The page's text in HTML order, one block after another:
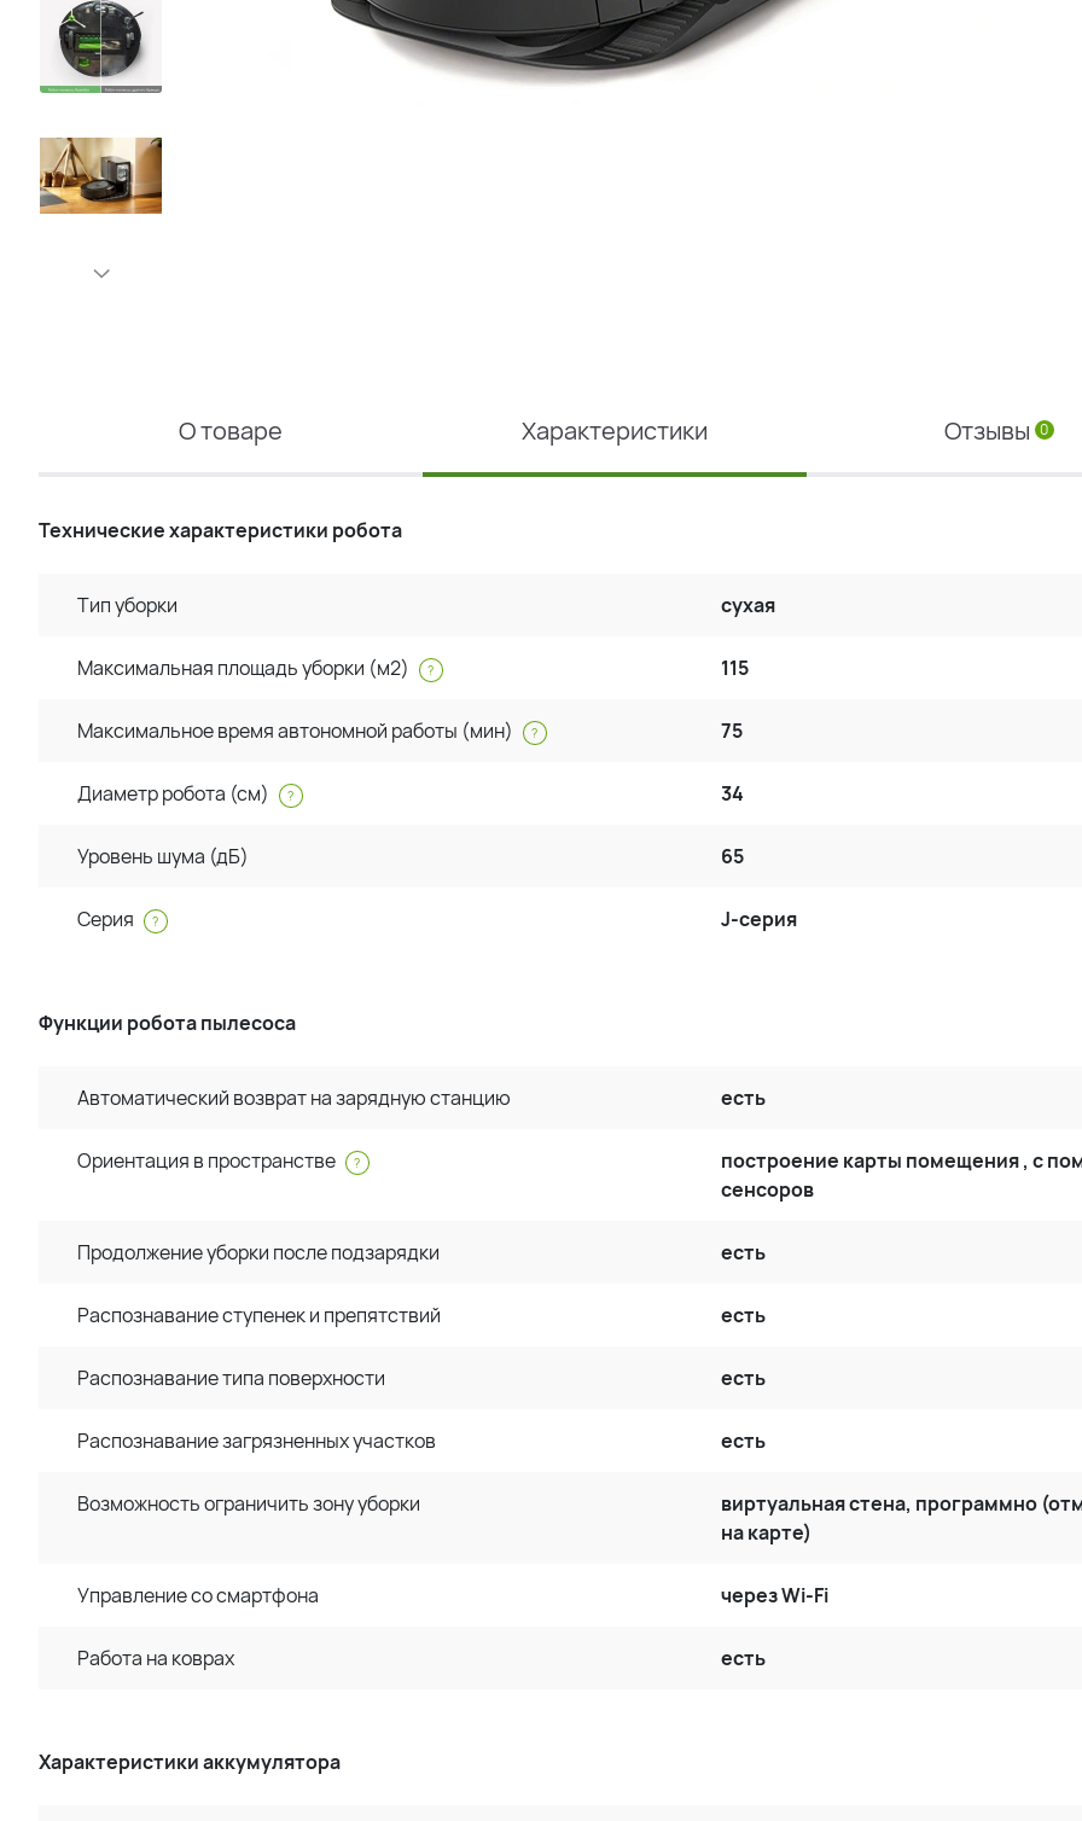
О товаре Характеристики Отзывы 0
Технические характеристики робота
Тип уборки сухая
Максимальная площадь уборки (м2) ? 115
Максимальное время автономной работы (мин) ? 75
Диаметр робота (см) ? 34
Уровень шума (дБ) 65
Серия ? J-серия
Функции робота пылесоса
Автоматический возврат на зарядную станцию есть
Ориентация в пространстве ?
построение карты помещения , с
сенсоров
Продолжение уборки после подзарядки есть
Распознавание ступенек и препятствий есть
Распознавание типа поверхности есть
Распознавание загрязненных участков есть
Возможность ограничить зону уборки
виртуальная стена, программно
на карте)
Управление со смартфона через Wi-Fi
Работа на коврах есть
Характеристики аккумулятора